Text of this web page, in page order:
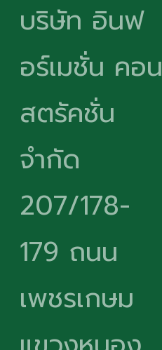
บริษัท อินฟ
อร์เมชั่น คอน
สตรัคชั่น
จำกัด
207/178-
179 ถนน
เพชรเกษม